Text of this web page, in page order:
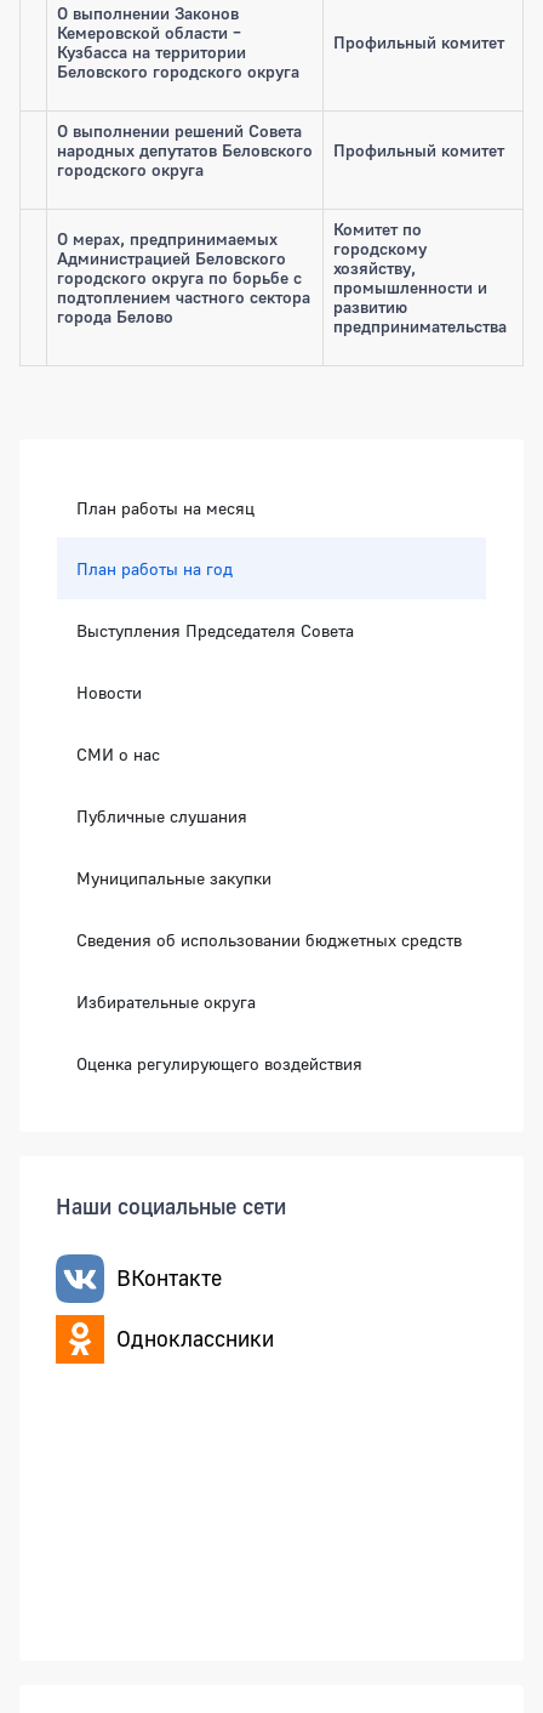
О выполнении Законов
Кемеровской области –
Кузбасса на территории
Беловского городского округа
Профильный комитет
О выполнении решений Совета
народных депутатов Беловского
городского округа
Профильный комитет
О мерах, предпринимаемых
Администрацией Беловского
городского округа по борьбе с
подтоплением частного сектора
города Белово
Комитет по
городскому
хозяйству,
промышленности и
развитию
предпринимательства
План работы на месяц
План работы на год
Выступления Председателя Совета
Новости
СМИ о нас
Публичные слушания
Муниципальные закупки
Сведения об использовании бюджетных средств
Избирательные округа
Оценка регулирующего воздействия
Наши социальные сети
ВКонтакте
Одноклассники